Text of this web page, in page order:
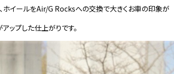
、ホイールをAir/G Rocksへの交換で大きくお車の印象が
ップした仕上がりです。